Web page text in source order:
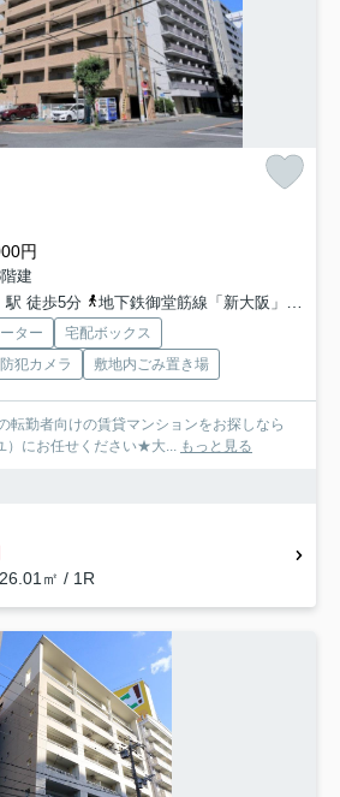
円
建
駅 徒歩5分
地下鉄御堂筋線「新大阪」駅 徒歩5分
ター
宅配ボックス
防犯カメラ 敷地内ごみ置き場
転勤者向けの賃貸マンションをお探しなら
）にお任せください★大... もっと見る
㎡ / 1R